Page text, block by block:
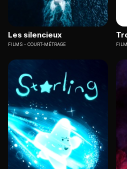
Les silencieux
FILMS COURT-MÉTRAGE